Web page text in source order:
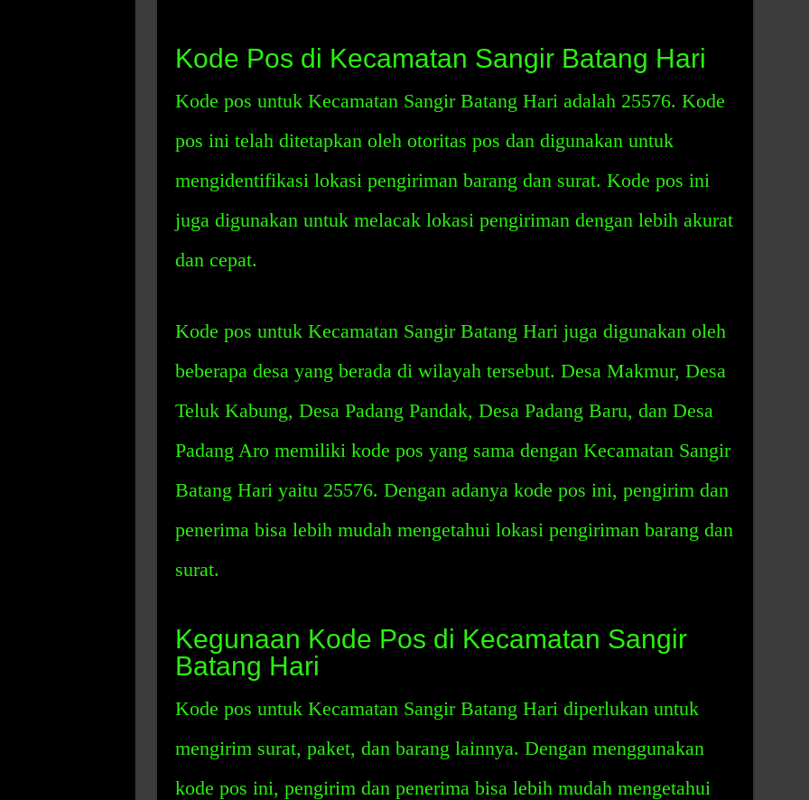
Kode Pos di Kecamatan Sangir Batang Hari
Kode pos untuk Kecamatan Sangir Batang Hari adalah 25576. Kode
pos ini telah ditetapkan oleh otoritas pos dan digunakan untuk
mengidentifikasi lokasi pengiriman barang dan surat. Kode pos ini
juga digunakan untuk melacak lokasi pengiriman dengan lebih akurat
dan cepat.
Kode pos untuk Kecamatan Sangir Batang Hari juga digunakan oleh
beberapa desa yang berada di wilayah tersebut. Desa Makmur, Desa
Teluk Kabung, Desa Padang Pandak, Desa Padang Baru, dan Desa
Padang Aro memiliki kode pos yang sama dengan Kecamatan Sangir
Batang Hari yaitu 25576. Dengan adanya kode pos ini, pengirim dan
penerima bisa lebih mudah mengetahui lokasi pengiriman barang dan
surat.
Kegunaan Kode Pos di Kecamatan Sangir
Batang Hari
Kode pos untuk Kecamatan Sangir Batang Hari diperlukan untuk
mengirim surat, paket, dan barang lainnya. Dengan menggunakan
kode pos ini, pengirim dan penerima bisa lebih mudah mengetahui